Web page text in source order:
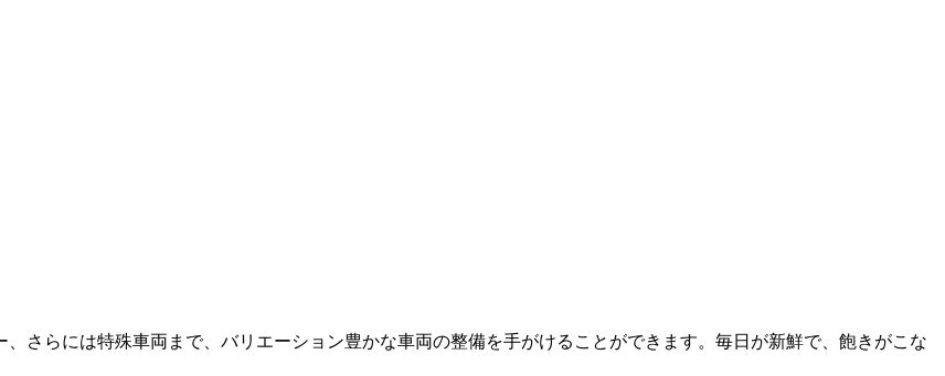
さらには特殊車両まで、バリエーション豊かな車両の整備を手がけることができます。毎日が新鮮で、飽きがこな